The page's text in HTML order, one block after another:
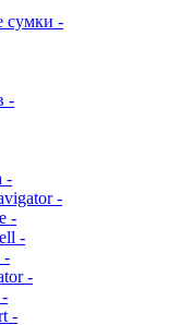
сумки -
-
-
-
-
-
-
-
-